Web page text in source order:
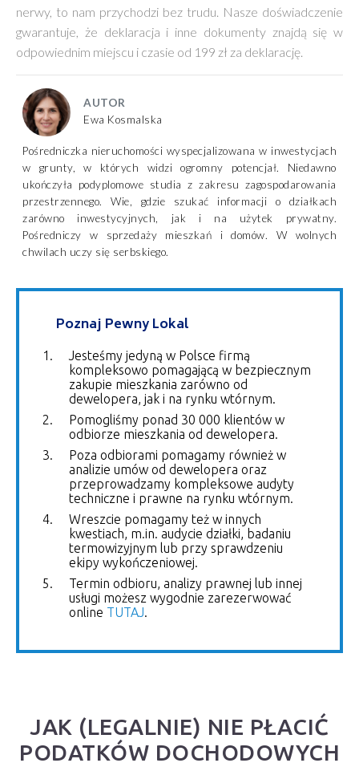
nerwy, to nam przychodzi bez trudu. Nasze doświadczenie
gwarantuje, że deklaracja i inne dokumenty znajdą się w
odpowiednim miejscu i czasie od 199 zł za deklarację.
AUTOR
Ewa Kosmalska
Pośredniczka nieruchomości wyspecjalizowana w inwestycjach
w grunty, w których widzi ogromny potencjał. Niedawno
ukończyła podyplomowe studia z zakresu zagospodarowania
przestrzennego. Wie, gdzie szukać informacji o działkach
zarówno inwestycyjnych, jak i na użytek prywatny.
Pośredniczy w sprzedaży mieszkań i domów. W wolnych
chwilach uczy się serbskiego.
Poznaj Pewny Lokal
Jesteśmy jedyną w Polsce firmą
kompleksowo pomagającą w bezpiecznym
zakupie mieszkania zarówno od
dewelopera, jak i na rynku wtórnym.
Pomogliśmy ponad 30 000 klientów w
odbiorze mieszkania od dewelopera.
Poza odbiorami pomagamy również w
analizie umów od dewelopera oraz
przeprowadzamy kompleksowe audyty
techniczne i prawne na rynku wtórnym.
Wreszcie pomagamy też w innych
kwestiach, m.in. audycie działki, badaniu
termowizyjnym lub przy sprawdzeniu
ekipy wykończeniowej.
Termin odbioru, analizy prawnej lub innej
usługi możesz wygodnie zarezerwować
online TUTAJ
JAK (LEGALNIE) NIE PŁACIĆ
PODATKÓW DOCHODOWYCH